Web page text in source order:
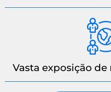
Vasta exposição